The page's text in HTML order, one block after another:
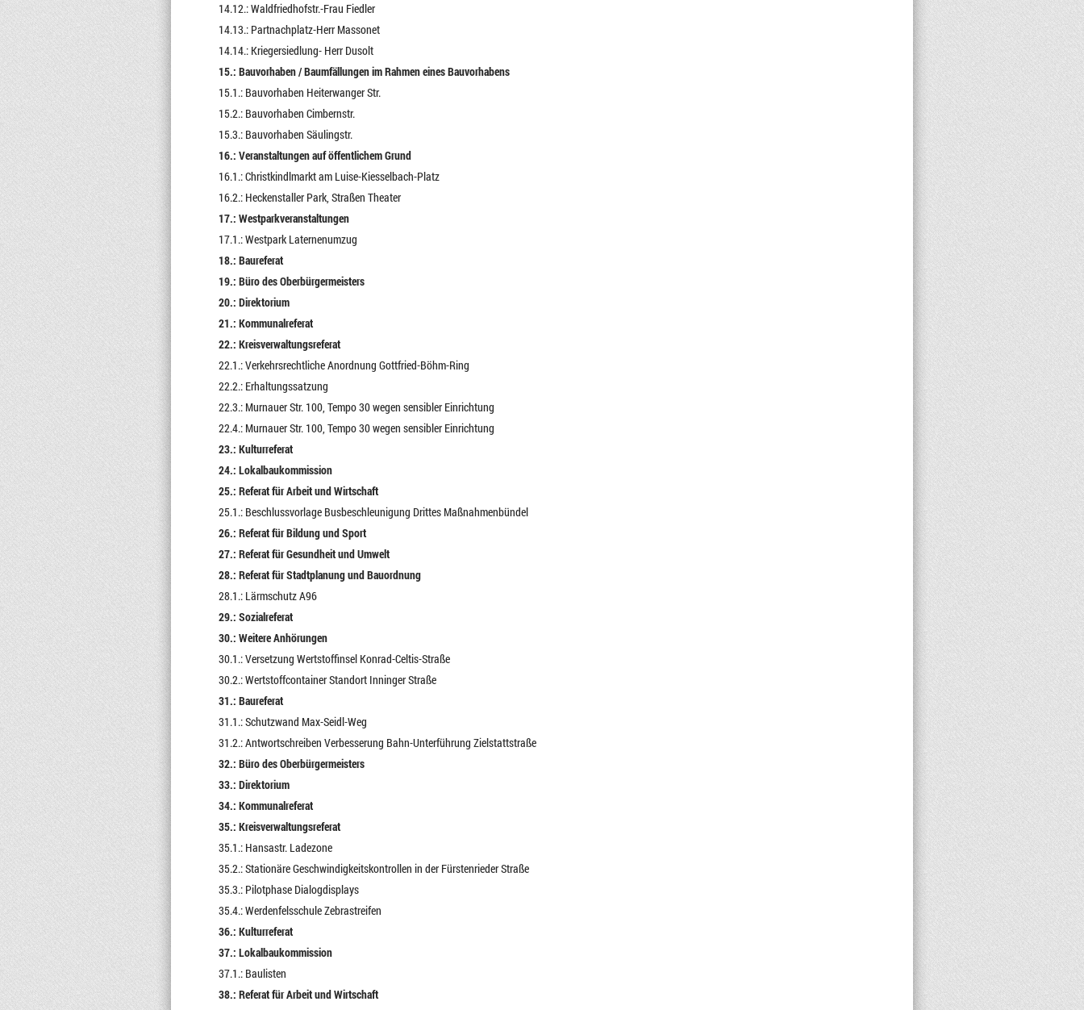
14.12.: Waldfriedhofstr.-Frau Fiedler
14.13.: Partnachplatz-Herr Massonet
14.14.: Kriegersiedlung- Herr Dusolt
15.: Bauvorhaben / Baumfällungen im Rahmen eines Bauvorhabens
15.1.: Bauvorhaben Heiterwanger Str.
15.2.: Bauvorhaben Cimbernstr.
15.3.: Bauvorhaben Säulingstr.
16.: Veranstaltungen auf öffentlichem Grund
16.1.: Christkindlmarkt am Luise-Kiesselbach-Platz
16.2.: Heckenstaller Park, Straßen Theater
17.: Westparkveranstaltungen
17.1.: Westpark Laternenumzug
18.: Baureferat
19.: Büro des Oberbürgermeisters
20.: Direktorium
21.: Kommunalreferat
22.: Kreisverwaltungsreferat
22.1.: Verkehrsrechtliche Anordnung Gottfried-Böhm-Ring
22.2.: Erhaltungssatzung
22.3.: Murnauer Str. 100, Tempo 30 wegen sensibler Einrichtung
22.4.: Murnauer Str. 100, Tempo 30 wegen sensibler Einrichtung
23.: Kulturreferat
24.: Lokalbaukommission
25.: Referat für Arbeit und Wirtschaft
25.1.: Beschlussvorlage Busbeschleunigung Drittes Maßnahmenbündel
26.: Referat für Bildung und Sport
27.: Referat für Gesundheit und Umwelt
28.: Referat für Stadtplanung und Bauordnung
28.1.: Lärmschutz A96
29.: Sozialreferat
30.: Weitere Anhörungen
30.1.: Versetzung Wertstoffinsel Konrad-Celtis-Straße
30.2.: Wertstoffcontainer Standort Inninger Straße
31.: Baureferat
31.1.: Schutzwand Max-Seidl-Weg
31.2.: Antwortschreiben Verbesserung Bahn-Unterführung Zielstattstraße
32.: Büro des Oberbürgermeisters
33.: Direktorium
34.: Kommunalreferat
35.: Kreisverwaltungsreferat
35.1.: Hansastr. Ladezone
35.2.: Stationäre Geschwindigkeitskontrollen in der Fürstenrieder Straße
35.3.: Pilotphase Dialogdisplays
35.4.: Werdenfelsschule Zebrastreifen
36.: Kulturreferat
37.: Lokalbaukommission
37.1.: Baulisten
38.: Referat für Arbeit und Wirtschaft